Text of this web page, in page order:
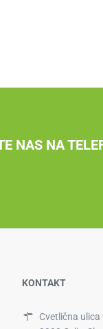
NAS NA
KONTAKT
Cvetlična ulica